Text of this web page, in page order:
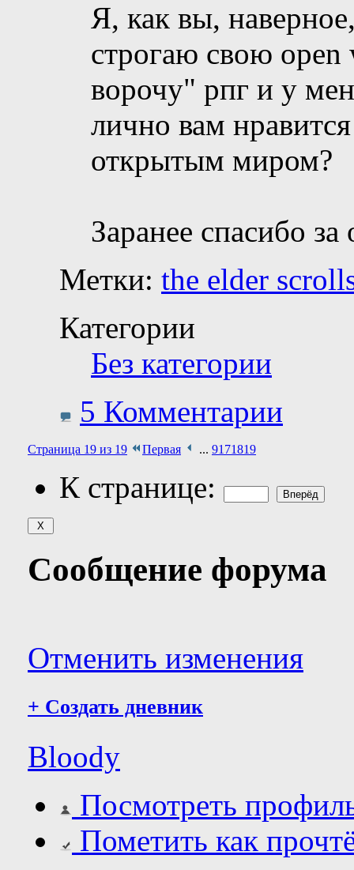
Я, как вы,
строгаю свою open
ворочу" рпг и у
лично вам
открытым миром?
Заранее спасибо за
Метки: the elder
Категории
Без категории
5 Комментарии
Страница 19 из 19 Первая ... 9171819
К странице:
Сообщение форума
Отменить изменения
+ Создать дневник
Bloody
Посмотреть
Пометить как